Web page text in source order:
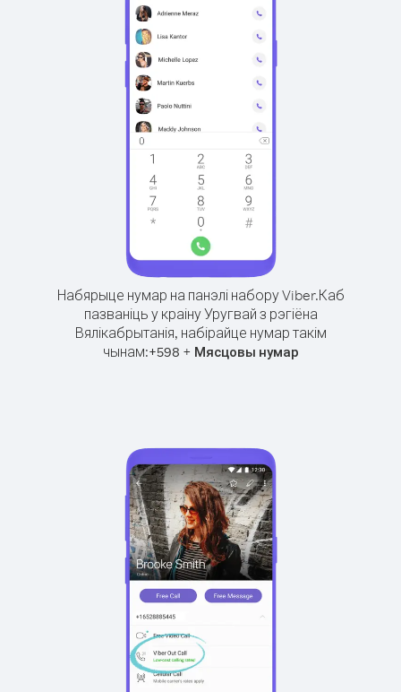
Набярыце нумар на панэлі набору Viber.Каб
пазваніць у краіну Уругвай з рэгіёна
Вялікабрытанія, набірайце нумар такім
чынам:+598 + Мясцовы нумар